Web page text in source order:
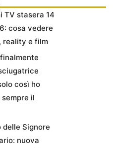
TV stasera 14
cosa vedere
reality e film
così ho
il
delle Signore
nuova